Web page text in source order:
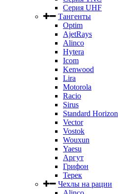
Серия UHF
Тангенты
Optim
AjetRays
Alinco
Hytera
Icom
Kenwood
Lira
Motorola
Racio
Sirus
Standard Horizon
Vector
Vostok
Wouxun
Yaesu
Аргут
Грифон
Терек
Чехлы на рации